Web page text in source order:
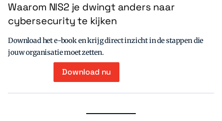
Waarom NIS2 je dwingt anders naar
cybersecurity te kijken
Download het e-book en krijg direct inzicht in de stappen die
jouw organisatie moet zetten.
Download nu